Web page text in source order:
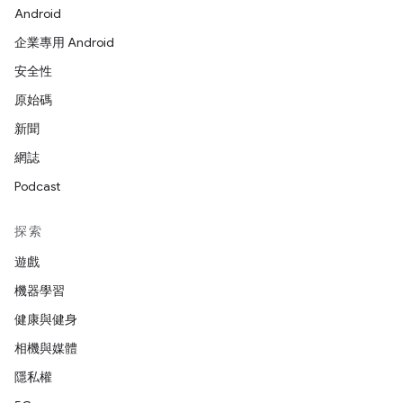
Android
企業專用 Android
安全性
原始碼
新聞
網誌
Podcast
探索
遊戲
機器學習
健康與健身
相機與媒體
隱私權